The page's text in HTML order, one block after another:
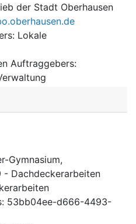
der Stadt Oberhausen
: Lokale
Auftraggebers:
Gymnasium,
- Dachdeckerarbeiten
: 53bb04ee-d666-4493-